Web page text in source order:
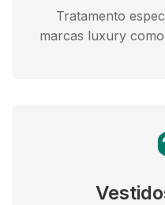
Tratamento
marcas luxury